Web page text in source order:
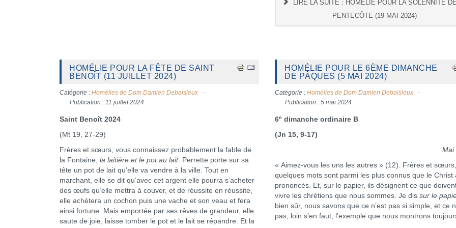
LIRE LA SUITE : HOMÉLIE POUR LA SOLENNITÉ
PENTECÔTE (19 MAI 2024)
HOMÉLIE POUR LA FÊTE DE SAINT
BENOÎT (11 JUILLET 2024)
Catégorie : Homélies de Dom Damien Debaisieux
Publication : 11 juillet 2024
Saint Benoît 2024
(Mt 19, 27-29)
Frères et sœurs, vous connaissez probablement la fable de
la Fontaine, la laitière et le pot au lait. Perrette porte sur sa
tête un pot de lait qu’elle va vendre à la ville. Tout en
marchant, elle se dit qu’avec cet argent elle pourra s’acheter
des œufs qu’elle mettra à couver, et de réussite en réussite,
elle achètera un cochon puis une vache et son veau et fera
ainsi fortune. Mais emportée par ses rêves de grandeur, elle
saute de joie, laisse tomber le pot et le lait se répandre. Et la
HOMÉLIE POUR LE 6ÈME DIMANCHE
DE PÂQUES (5 MAI 2024)
Catégorie :Homélies de Dom Damien Debaisieux
Publication : 5 mai 2024
6e dimanche ordinaire B
(Jn 15, 9-17)
Mai
« Aimez-vous les uns les autres » (12). Frères et
quelques mots sont parmi les plus connus que le Christ
prononcés. Et, sur le papier, ils désignent ce que
vivre les chrétiens que nous sommes. Je dissur le
bien sûr, nous savons que ce n’est pas si simple, et ce
pas, loin s’en faut, l’exemple que nous montrons